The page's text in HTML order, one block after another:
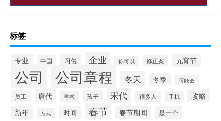
标签
专业 中国 习俗 企业 你可以 修正案 元宵节
公司 公司章程 冬天 冬季 可能会
员工 唐代 学校 孩子 宋代 很多人 手机 攻略
新年 方式 时间 春节 春节期间 是一个